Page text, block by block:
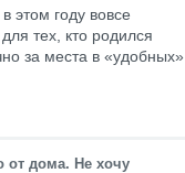
этом году вовсе
тех, кто родился
за места в «удобных»
от дома. Не хочу